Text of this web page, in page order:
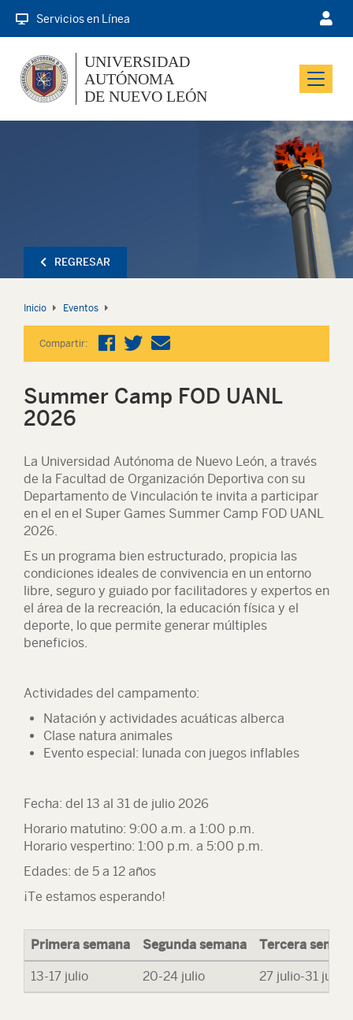
Servicios en Línea
Menu
UNIVERSIDAD
AUTÓNOMA
DE NUEVO LEÓN
REGRESAR
Inicio Eventos
Compartir:
Summer Camp FOD UANL
2026
La Universidad Autónoma de Nuevo León, a través
de la Facultad de Organización Deportiva con su
Departamento de Vinculación te invita a participar
en el en el Super Games Summer Camp FOD UANL
2026.
Es un programa bien estructurado, propicia las
condiciones ideales de convivencia en un entorno
libre, seguro y guiado por facilitadores y expertos en
el área de la recreación, la educación física y el
deporte, lo que permite generar múltiples
beneficios.
Actividades del campamento:
Natación y actividades acuáticas alberca
Clase natura animales
Evento especial: lunada con juegos inflables
Fecha: del 13 al 31 de julio 2026
Horario matutino: 9:00 a.m. a 1:00 p.m.
Horario vespertino: 1:00 p.m. a 5:00 p.m.
Edades: de 5 a 12 años
¡Te estamos esperando!
Primera semana Segunda semana Tercera
13-17 julio 20-24 julio 27 julio-31 julio